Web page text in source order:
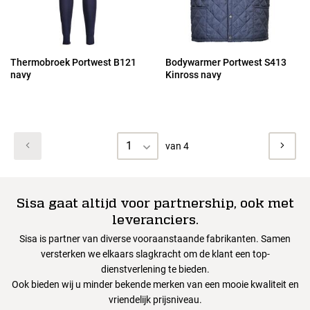
Thermobroek Portwest B121
navy
Bodywarmer Portwest S413
Kinross navy
1 van 4
Sisa gaat altijd voor partnership, ook met
leveranciers.
Sisa is partner van diverse vooraanstaande fabrikanten. Samen
versterken we elkaars slagkracht om de klant een top-
dienstverlening te bieden.
Ook bieden wij u minder bekende merken van een mooie kwaliteit en
vriendelijk prijsniveau.